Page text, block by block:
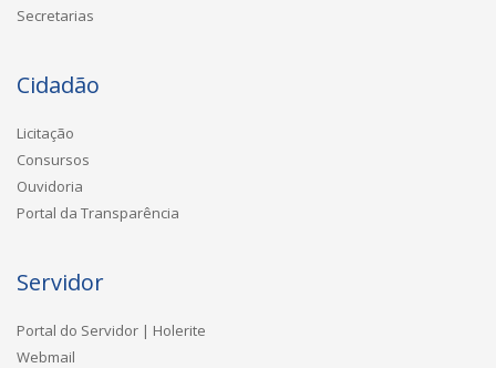
Secretarias
Cidadão
Licitação
Consursos
Ouvidoria
Portal da Transparência
Servidor
Portal do Servidor | Holerite
Webmail